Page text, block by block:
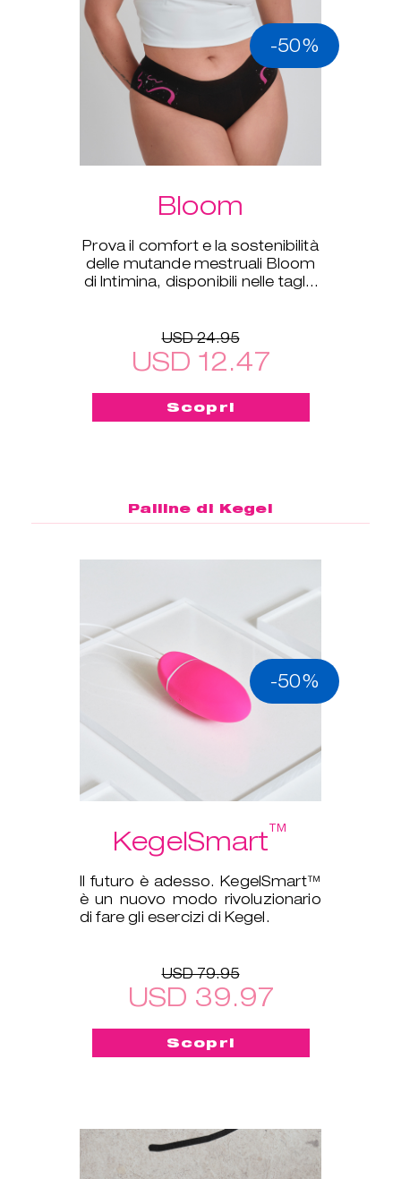
-50%
Bloom
Prova il comfort e la sostenibilità
delle mutande mestruali Bloom
di Intimina, disponibili nelle taglie
USD 24.95
USD 12.47
Scopri
Palline di Kegel
-50%
KegelSmart™
Il futuro è adesso. KegelSmart™
è un nuovo modo rivoluzionario
di fare gli esercizi di Kegel.
USD 79.95
USD 39.97
Scopri